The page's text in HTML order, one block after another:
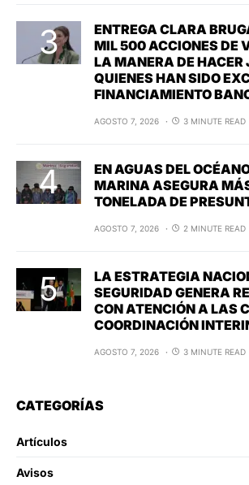
ENTREGA CLARA
MIL 500 ACCIONES DE
LA MANERA DE
QUIENES HAN SIDO
FINANCIAMIENTO
AGOSTO 7, 2026 3 MINUTE READ
EN AGUAS DEL
MARINA ASEGURA
TONELADA DE
AGOSTO 7, 2026 2 MINUTE READ
LA ESTRATEGIA
SEGURIDAD GENERA
CON ATENCIÓN A LAS
COORDINACIÓN
AGOSTO 7, 2026 3 MINUTE READ
CATEGORÍAS
Artículos
Avisos